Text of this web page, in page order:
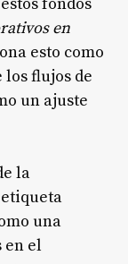
fondos
en
esto como
flujos de
un ajuste
la
una
en el